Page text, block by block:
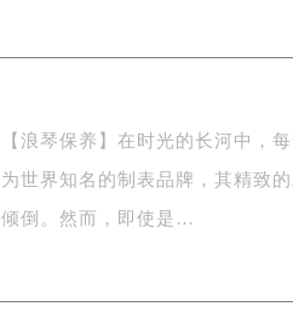
【浪琴保养】在时光的长河中，
为世界知名的制表品牌，其精致
倾倒。然而，即使是…